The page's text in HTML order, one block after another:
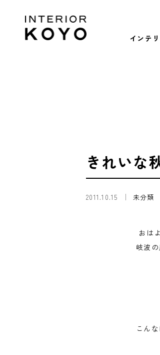
インテ
きれいな
2011.10.15 未分類
おは
岐波
こん